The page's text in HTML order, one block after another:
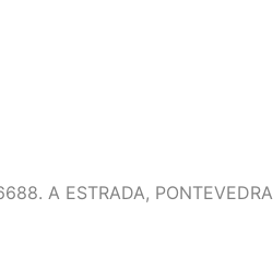
A ESTRADA, PONTEVEDRA